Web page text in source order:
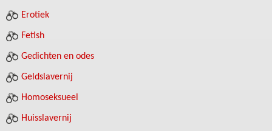
Erotiek
Fetish
Gedichten en odes
Geldslavernij
Homoseksueel
Huisslavernij